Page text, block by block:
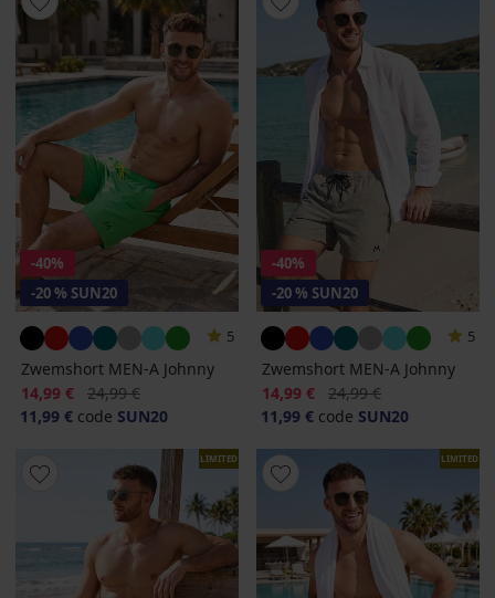
-40%
-20 % SUN20
5
Zwemshort MEN-A Johnny
Korting
14,99 € Oorspronkelijke prijs
24,99 €
11,99 € code SUN20
-40%
-20 % SUN20
5
Zwemshort MEN-A Johnny
Korting
14,99 € Oorspronkelijke prijs
24,99 €
11,99 € code SUN20
LIMITED LIMITED